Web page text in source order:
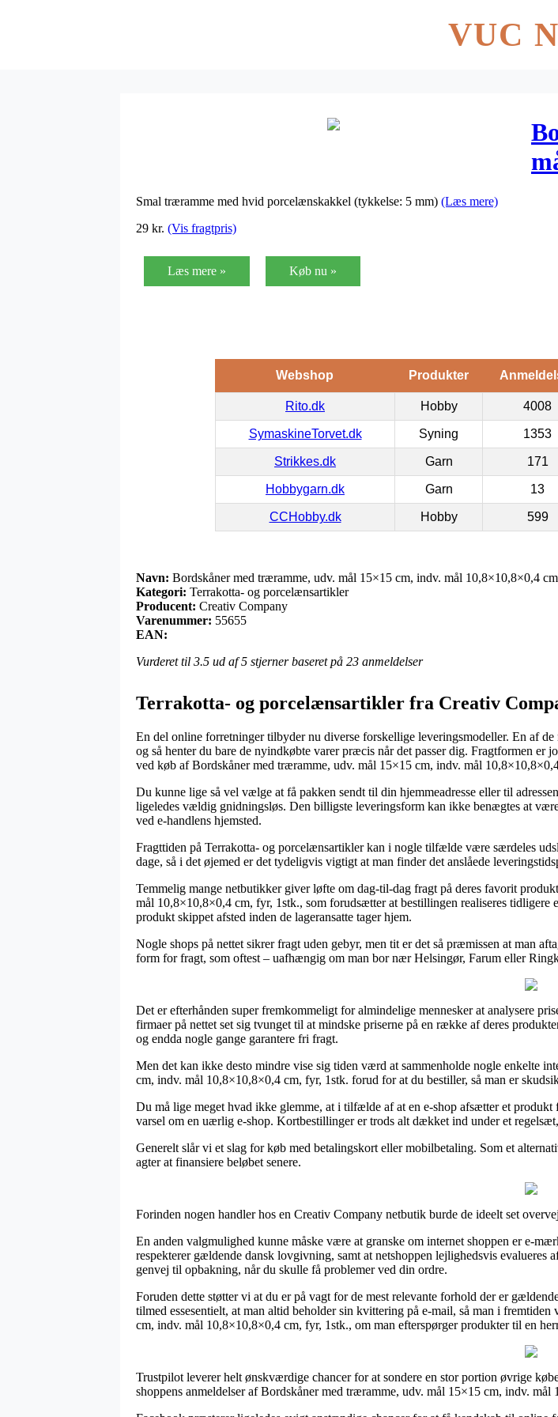
VUC
Smal træramme med hvid porcelænskakkel (tykkelse: 5 mm) (Læs mere)
29 kr. (Vis fragtpris)
Læs mere » Køb nu »
Webshop Produkter
Rito.dk Hobby 4008
SymaskineTorvet.dk Syning 1353
Strikkes.dk Garn 171
Hobbygarn.dk Garn 13
CCHobby.dk Hobby 599
Navn: Bordskåner med træramme, udv. mål 15×15 cm, indv. mål 10,8×10,8×0,4
Kategori: Terrakotta- og porcelænsartikler
Producent: Creativ Company
Varenummer: 55655
EAN:
Vurderet til 3.5 ud af 5 stjerner baseret på 23 anmeldelser
Terrakotta- og porcelænsartikler fra Creativ
En del online forretninger tilbyder nu diverse forskellige leveringsmodeller. En af
og så henter du bare de nyindkøbte varer præcis når det passer dig. Fragtformen
ved køb af Bordskåner med træramme, udv. mål 15×15 cm, indv. mål
Du kunne lige så vel vælge at få pakken sendt til din hjemmeadresse eller til
ligeledes vældig gnidningsløs. Den billigste leveringsform kan ikke benægtes at
ved e-handlens hjemsted.
Fragttiden på Terrakotta- og porcelænsartikler kan i nogle tilfælde være særdeles
dage, så i det øjemed er det tydeligvis vigtigt at man finder det anslåede
Temmelig mange netbutikker giver løfte om dag-til-dag fragt på deres favorit
mål 10,8×10,8×0,4 cm, fyr, 1stk., som forudsætter at bestillingen realiseres tidligere
produkt skippet afsted inden de lageransatte tager hjem.
Nogle shops på nettet sikrer fragt uden gebyr, men tit er det så præmissen at man
form for fragt, som oftest – uafhængig om man bor nær Helsingør, Farum eller
Det er efterhånden super fremkommeligt for almindelige mennesker at analysere
firmaer på nettet set sig tvunget til at mindske priserne på en række af deres
og endda nogle gange garantere fri fragt.
Men det kan ikke desto mindre vise sig tiden værd at sammenholde nogle enkelte
cm, indv. mål 10,8×10,8×0,4 cm, fyr, 1stk. forud for at du bestiller, så man er
Du må lige meget hvad ikke glemme, at i tilfælde af at en e-shop afsætter et
varsel om en uærlig e-shop. Kortbestillinger er trods alt dækket ind under et
Generelt slår vi et slag for køb med betalingskort eller mobilbetaling. Som et
agter at finansiere beløbet senere.
Forinden nogen handler hos en Creativ Company netbutik burde de ideelt set
En anden valgmulighed kunne måske være at granske om internet shoppen er e-
respekterer gældende dansk lovgivning, samt at netshoppen lejlighedsvis evalueres
genvej til opbakning, når du skulle få problemer ved din ordre.
Foruden dette støtter vi at du er på vagt for de mest relevante forhold der er
tilmed essesentielt, at man altid beholder sin kvittering på e-mail, så man i
cm, indv. mål 10,8×10,8×0,4 cm, fyr, 1stk., om man efterspørger produkter til en
Trustpilot leverer helt ønskværdige chancer for at sondere en stor portion øvrige
shoppens anmeldelser af Bordskåner med træramme, udv. mål 15×15 cm, indv.